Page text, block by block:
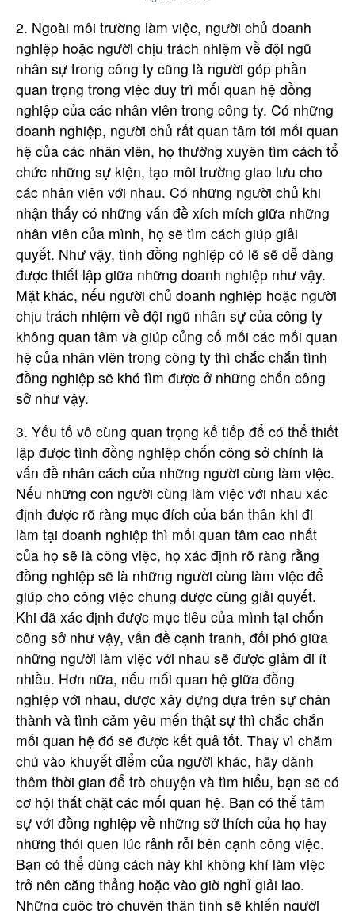
2. Ngoài môi trường làm việc, người chủ doanh
nghiệp hoặc người chịu trách nhiệm về đội ngũ
nhân sự trong công ty cũng là người góp phần
quan trọng trong việc duy trì mối quan hệ đồng
nghiệp của các nhân viên trong công ty. Có những
doanh nghiệp, người chủ rất quan tâm tới mối quan
hệ của các nhân viên, họ thường xuyên tìm cách tổ
chức những sự kiện, tạo môi trường giao lưu cho
các nhân viên với nhau. Có những người chủ khi
nhận thấy có những vấn đề xích mích giữa những
nhân viên của mình, họ sẽ tìm cách giúp giải
quyết. Như vậy, tình đồng nghiệp có lẽ sẽ dễ dàng
được thiết lập giữa những doanh nghiệp như vậy.
Mặt khác, nếu người chủ doanh nghiệp hoặc người
chịu trách nhiệm về đội ngũ nhân sự của công ty
không quan tâm và giúp củng cố mối các mối quan
hệ của nhân viên trong công ty thì chắc chắn tình
đồng nghiệp sẽ khó tìm được ở những chốn công
sở như vậy.
3. Yếu tố vô cùng quan trọng kế tiếp để có thể thiết
lập được tình đồng nghiệp chốn công sở chính là
vấn đề nhân cách của những người cùng làm việc.
Nếu những con người cùng làm việc với nhau xác
định được rõ ràng mục đích của bản thân khi đi
làm tại doanh nghiệp thì mối quan tâm cao nhất
của họ sẽ là công việc, họ xác định rõ ràng rằng
đồng nghiệp sẽ là những người cùng làm việc để
giúp cho công việc chung được cùng giải quyết.
Khi đã xác định được mục tiêu của mình tại chốn
công sở như vậy, vấn đề cạnh tranh, đối phó giữa
những người làm việc với nhau sẽ được giảm đi ít
nhiều. Hơn nữa, nếu mối quan hệ giữa đồng
nghiệp với nhau, được xây dựng dựa trên sự chân
thành và tình cảm yêu mến thật sự thì chắc chắn
mối quan hệ đó sẽ được kết quả tốt. Thay vì chăm
chú vào khuyết điểm của người khác, hãy dành
thêm thời gian để trò chuyện và tìm hiểu, bạn sẽ có
cơ hội thắt chặt các mối quan hệ. Bạn có thể tâm
sự với đồng nghiệp về những sở thích của họ hay
những thói quen lúc rảnh rỗi bên cạnh công việc.
Bạn có thể dùng cách này khi không khí làm việc
trở nên căng thẳng hoặc vào giờ nghỉ giải lao.
Những cuộc trò chuyện thân tình sẽ khiến người
Bạn cần được tư vấn thêm?
Hãy liên hệ với chúng tôi.